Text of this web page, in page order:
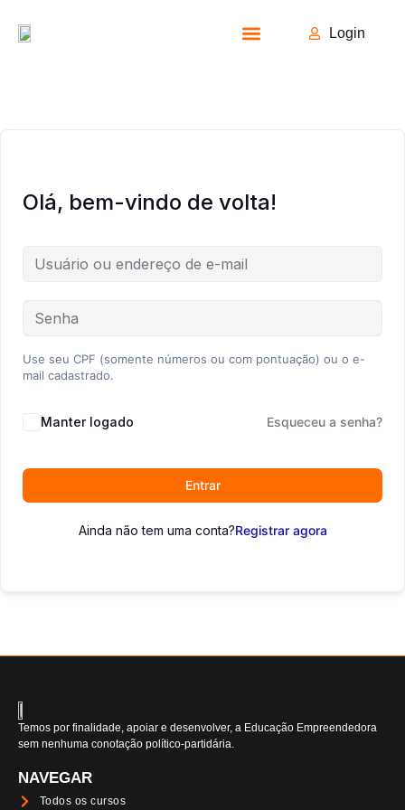
Login
Olá, bem-vindo de volta!
Use seu CPF (somente números ou com pontuação) ou o e-
mail cadastrado.
Manter logado Esqueceu a senha?
Entrar
Ainda não tem uma conta?Registrar agora
Temos por finalidade, apoiar e desenvolver, a Educação Empreendedora
sem nenhuma conotação político-partidária.
NAVEGAR
Todos os cursos